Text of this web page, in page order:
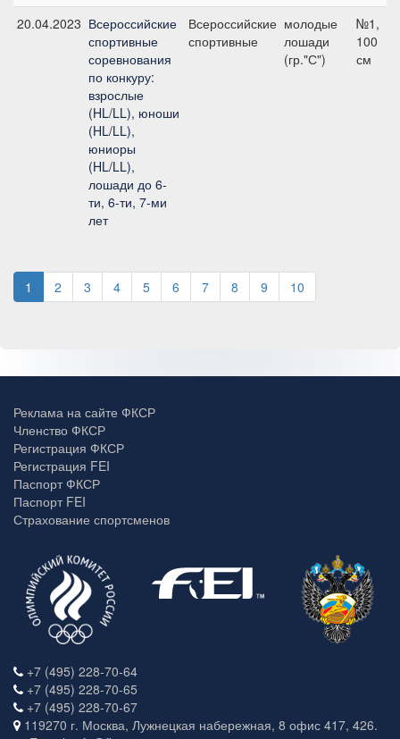
20.04.2023 Всероссийские
спортивные
соревнования
по конкуру:
взрослые
(HL/LL), юноши
(HL/LL),
юниоры
(HL/LL),
лошади до 6-
ти, 6-ти, 7-ми
лет
Всероссийские
спортивные
молодые
лошади
(гр."С")
№1,
100
см
1 2 3 4 5 6 7 8 9 10
Реклама на сайте ФКСР
Членство ФКСР
Регистрация ФКСР
Регистрация FEI
Паспорт ФКСР
Паспорт FEI
Страхование спортсменов
+7 (495) 228-70-64
+7 (495) 228-70-65
+7 (495) 228-70-67
119270 г. Москва, Лужнецкая набережная, 8 офис 417, 426.